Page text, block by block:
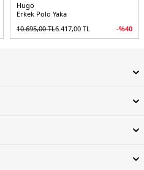
Hugo
Erkek Polo Yaka
10.695,00TL6.417,00 TL -%40